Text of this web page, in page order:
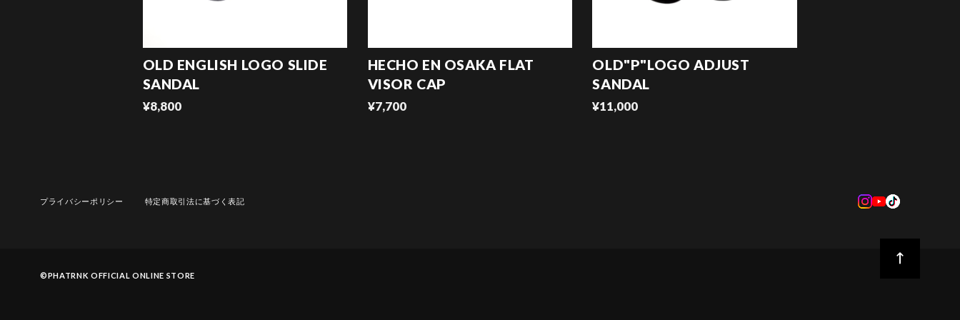
OLD ENGLISH LOGO SLIDE
SANDAL
¥8,800
HECHO EN OSAKA FLAT
VISOR CAP
¥7,700
OLD"P"LOGO ADJUST
SANDAL
¥11,000
プライバシーポリシー 特定商取引法に基づく表記
©︎PHATRNK OFFICIAL ONLINE STORE